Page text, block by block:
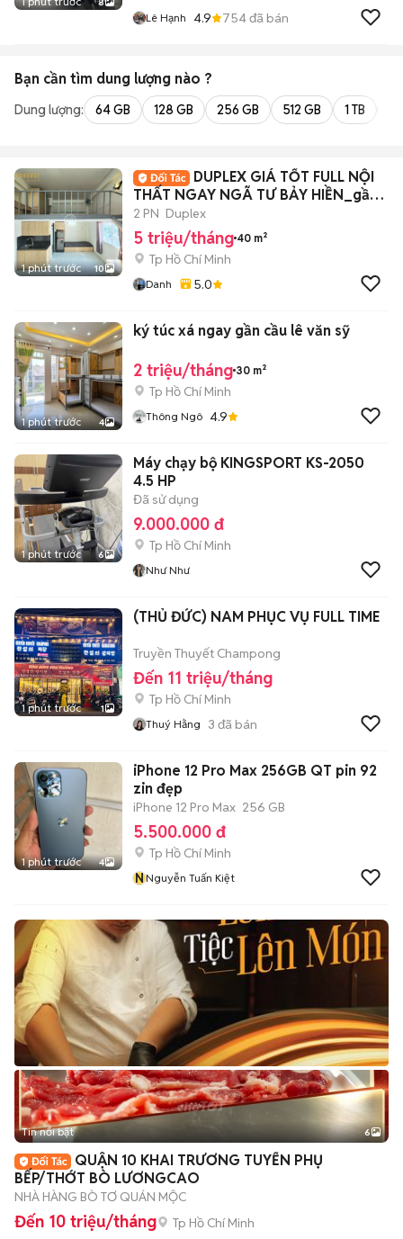
Lê Hạnh 4.9 754đã bán
Bạn cần tìm dung lượng nào ?
Dung lượng: 64 GB 128 GB 256 GB 512 GB 1 TB
1 phút trước 10
DUPLEX GIÁ TỐT FULL NỘI
THẤT NGAY NGÃ TƯ BẢY HIỀN_gần
Huflit,Bách Khoa
2 PN Duplex
5 triệu/tháng 40 m²
Tp Hồ Chí Minh
Danh 5.0
1 phút trước 4
ký túc xá ngay gần cầu lê văn sỹ
2 triệu/tháng 30 m²
Tp Hồ Chí Minh
Thông Ngô 4.9
1 phút trước 6
Máy chạy bộ KINGSPORT KS-2050
4.5 HP
Đã sử dụng
9.000.000 đ
Tp Hồ Chí Minh
Như Như
1 phút trước 1
(THỦ ĐỨC) NAM PHỤC VỤ FULL TIME
Truyền Thuyết Champong
Đến 11 triệu/tháng
Tp Hồ Chí Minh
Thuý Hằng 3 đã bán
1 phút trước 4
iPhone 12 Pro Max 256GB QT pin 92
zin đẹp
iPhone 12 Pro Max 256 GB
5.500.000 đ
Tp Hồ Chí Minh
NNguyễn Tuấn Kiệt
+2
Tin nổi bật 6
QUẬN 10 KHAI TRƯƠNG TUYỂN PHỤ
BẾP/THỚT BÒ LƯƠNGCAO
NHÀ HÀNG BÒ TƠ QUÁN MỘC
Đến 10 triệu/tháng Tp Hồ Chí Minh